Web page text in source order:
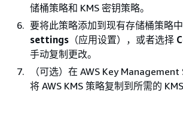
储桶策略和 KMS 密钥策略。
要将此策略添加到现有存储桶策略
settings （应用设置），或者选择
手动复制更改。
（可选）在 AWS Key
将 AWS KMS 策略复制到所需的